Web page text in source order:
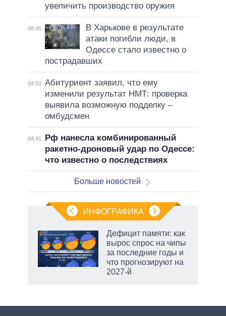
увеличить производство оружия
08:45
В Харькове в результате
атаки погибли люди, в
Одессе стало известно о
пострадавших
04:59 Абитуриент заявил, что ему
изменили результат НМТ: проверка
выявила возможную подделку –
омбудсмен
04:41
Рф нанесла комбинированный
ракетно-дроновый удар по Одессе:
что известно о последствиях
Больше новостей
ИНФОГРАФИКА
Дефицит памяти: как
вырос спрос на чипы
за последние годы и
что прогнозируют на
2027-й